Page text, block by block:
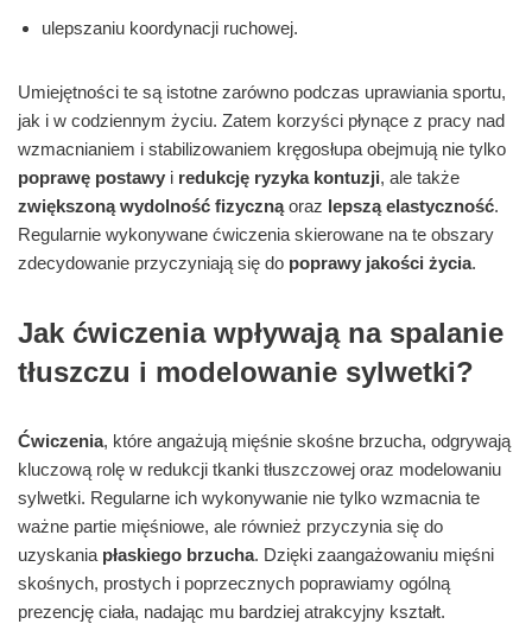
ulepszaniu koordynacji ruchowej.
Umiejętności te są istotne zarówno podczas uprawiania sportu,
jak i w codziennym życiu. Zatem korzyści płynące z pracy nad
wzmacnianiem i stabilizowaniem kręgosłupa obejmują nie tylko
poprawę postawy i redukcję ryzyka kontuzji, ale także
zwiększoną wydolność fizycznąoraz lepszą elastyczność.
Regularnie wykonywane ćwiczenia skierowane na te obszary
zdecydowanie przyczyniają się do poprawy jakości życia.
Jak ćwiczenia wpływają na spalanie
tłuszczu i modelowanie sylwetki?
Ćwiczenia, które angażują mięśnie skośne brzucha, odgrywają
kluczową rolę w redukcji tkanki tłuszczowej oraz modelowaniu
sylwetki. Regularne ich wykonywanie nie tylko wzmacnia te
ważne partie mięśniowe, ale również przyczynia się do
uzyskania płaskiego brzucha. Dzięki zaangażowaniu mięśni
skośnych, prostych i poprzecznych poprawiamy ogólną
prezencję ciała, nadając mu bardziej atrakcyjny kształt.